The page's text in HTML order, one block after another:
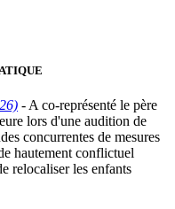
- A co-représenté le père
lors d'une audition de
concurrentes de mesures
hautement conflictuel
relocaliser les enfants